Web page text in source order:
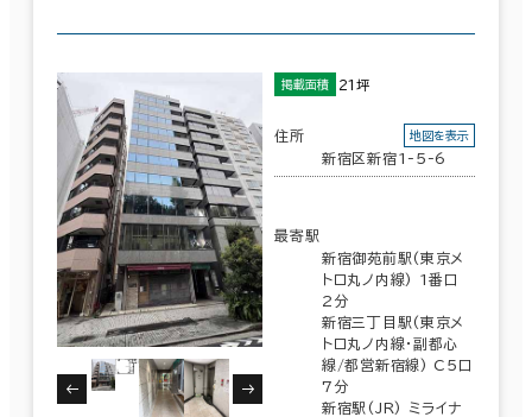
掲載面積 21坪
住所
新宿区新宿1-5-6
地図を表示
最寄駅
新宿御苑前駅(東京メ
トロ丸ノ内線) 1番口
2分
新宿三丁目駅(東京メ
トロ丸ノ内線･副都心
線/都営新宿線) C5口
7分
新宿駅(JR) ミライナ